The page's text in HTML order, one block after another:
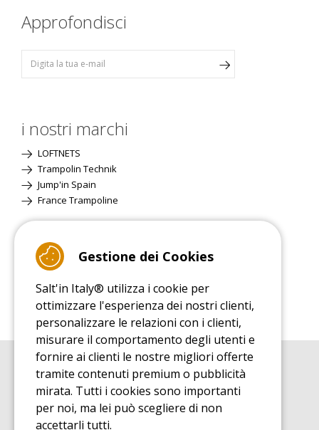
Approfondisci
i nostri marchi
LOFTNETS
Trampolin Technik
Jump'in Spain
France Trampoline
GUIDA ALL'ACQUISTO
Guida all'acquisito tappeti elastici
GUIDA ALL'INSTALLAZIONE
Guida al montaggio tappeto elastico da giardino
Gestione dei Cookies
Salt'in Italy® utilizza i cookie per
ottimizzare l'esperienza dei nostri clienti,
personalizzare le relazioni con i clienti,
misurare il comportamento degli utenti e
fornire ai clienti le nostre migliori offerte
tramite contenuti premium o pubblicità
mirata. Tutti i cookies sono importanti
per noi, ma lei può scegliere di non
accettarli tutti.